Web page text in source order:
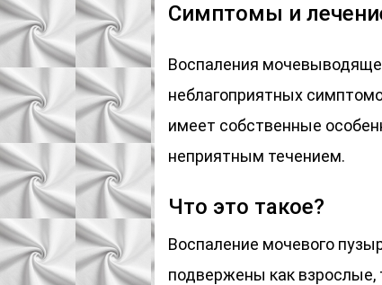
Симптомы и
Воспаления
неблагоприятных
имеет собственные
неприятным течением.
Что это такое?
Воспаление мочевого
подвержены как